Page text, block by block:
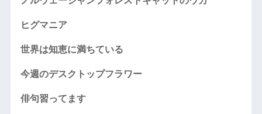
ヒグマニア
世界は知恵に満ちている
今週のデスクトップフラワー
俳句習ってます